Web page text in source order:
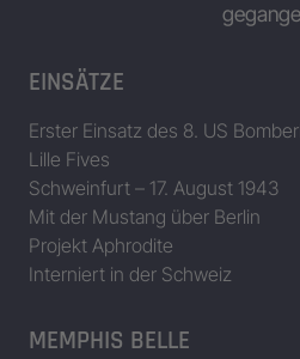
EINSÄTZE
Erster Einsatz des 8. US
Lille Fives
Schweinfurt – 17. August 1943
Mit der Mustang über Berlin
Projekt Aphrodite
Interniert in der Schweiz
MEMPHIS BELLE